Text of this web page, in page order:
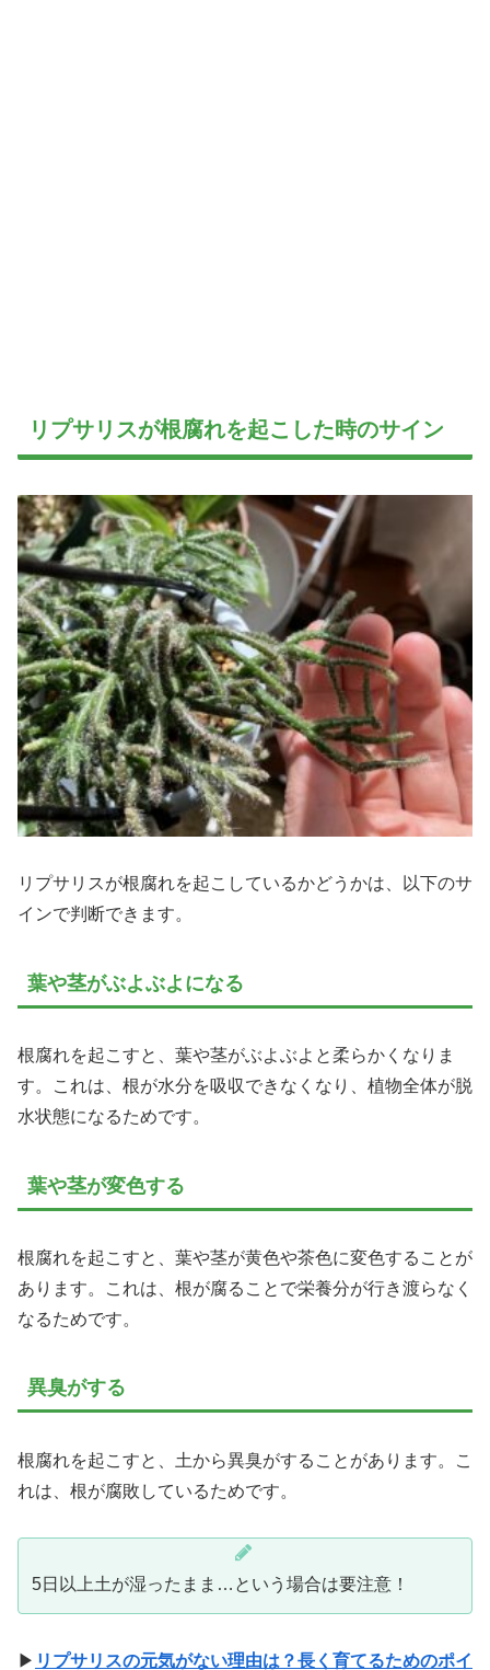
リプサリスが根腐れを起こした時のサイン
リプサリスが根腐れを起こしているかどうかは、以下のサ
インで判断できます。
葉や茎がぶよぶよになる
根腐れを起こすと、葉や茎がぶよぶよと柔らかくなりま
す。これは、根が水分を吸収できなくなり、植物全体が脱
水状態になるためです。
葉や茎が変色する
根腐れを起こすと、葉や茎が黄色や茶色に変色することが
あります。これは、根が腐ることで栄養分が行き渡らなく
なるためです。
異臭がする
根腐れを起こすと、土から異臭がすることがあります。こ
れは、根が腐敗しているためです。
5日以上土が湿ったまま…という場合は要注意！
▶ リプサリスの元気がない理由は？長く育てるためのポイ